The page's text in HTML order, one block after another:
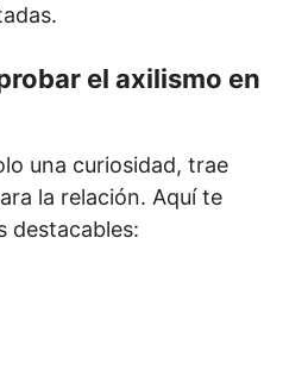
el axilismo en
una curiosidad, trae
la relación. Aquí te
destacables: